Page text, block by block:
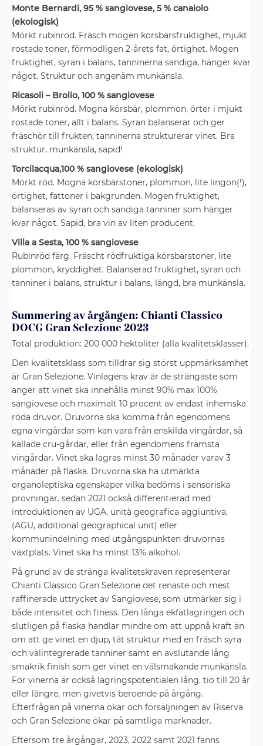
Monte Bernardi, 95 % sangiovese, 5 % canaiolo
(ekologisk)
Mörkt rubinröd. Fräsch mogen körsbärsfruktighet, mjukt
rostade toner, förmodligen 2-årets fat, örtighet. Mogen
fruktighet, syran i balans, tanninerna sandiga, hänger kvar
något. Struktur och angenäm munkänsla.
Ricasoli – Brolio, 100 % sangiovese
Mörkt rubinröd. Mogna körsbär, plommon, örter i mjukt
rostade toner, allt i balans. Syran balanserar och ger
fräschör till frukten, tanninerna strukturerar vinet. Bra
struktur, munkänsla, sapid!
Torcilacqua,100 % sangiovese (ekologisk)
Mörkt röd. Mogna körsbärstoner, plommon, lite lingon(!),
örtighet, fattoner i bakgrunden. Mogen fruktighet,
balanseras av syran och sandiga tanniner som hänger
kvar något. Sapid, bra vin av liten producent.
Villa a Sesta, 100 % sangiovese
Rubinröd färg. Fräscht rödfruktiga körsbärstoner, lite
plommon, kryddighet. Balanserad fruktighet, syran och
tanniner i balans, struktur i balans, längd, bra munkänsla.
Summering av årgången: Chianti Classico
DOCG Gran Selezione 2023
Total produktion: 200 000 hektoliter (alla kvalitetsklasser).
Den kvalitetsklass som tilldrar sig störst uppmärksamhet
är Gran Selezione. Vinlagens krav är de strängaste som
anger att vinet ska innehålla minst 90% max 100%
sangiovese och maximalt 10 procent av endast inhemska
röda druvor. Druvorna ska komma från egendomens
egna vingårdar som kan vara från enskilda vingårdar, så
kallade cru-gårdar, eller från egendomens främsta
vingårdar. Vinet ska lagras minst 30 månader varav 3
månader på flaska. Druvorna ska ha utmärkta
organoleptiska egenskaper vilka bedöms i sensoriska
provningar. sedan 2021 också differentierad med
introduktionen av UGA, unità geografica aggiuntiva,
(AGU, additional geographical unit) eller
kommunindelning med utgångspunkten druvornas
växtplats. Vinet ska ha minst 13% alkohol.
På grund av de stränga kvalitetskraven representerar
Chianti Classico Gran Selezione det renaste och mest
raffinerade uttrycket av Sangiovese, som utmärker sig i
både intensitet och finess. Den långa ekfatlagringen och
slutligen på flaska handlar mindre om att uppnå kraft än
om att ge vinet en djup, tät struktur med en fräsch syra
och välintegrerade tanniner samt en avslutande lång
smakrik finish som ger vinet en välsmakande munkänsla.
För vinerna är också lagringspotentialen lång, tio till 20 år
eller längre, men givetvis beroende på årgång.
Efterfrågan på vinerna ökar och försäljningen av Riserva
och Gran Selezione ökar på samtliga marknader.
Eftersom tre årgångar, 2023, 2022 samt 2021 fanns